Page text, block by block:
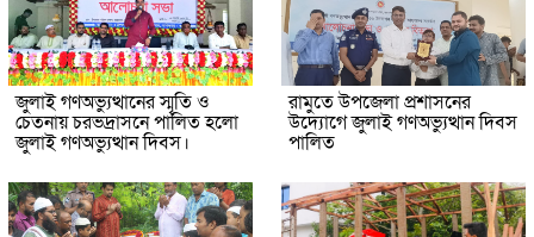
জুলাই গণঅভ্যুত্থানের স্মৃতি ও
চেতনায় চরভদ্রাসনে পালিত হলো
জুলাই গণঅভ্যুত্থান দিবস।
রামুতে উপজেলা প্রশাসনের
উদ্যোগে জুলাই গণঅভ্যুত্থান দিবস
পালিত